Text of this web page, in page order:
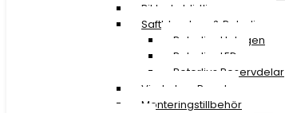
Riktade blixtljus
Saftblandare & Rotorljus
Rotorljus Halogen
Rotorljus LED
Rotorljus Reservdelar
Vindruta – Panel
Monteringstillbehör